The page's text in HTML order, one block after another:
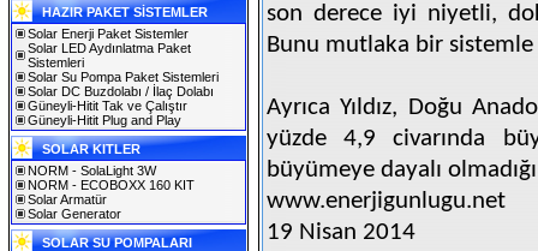
HAZIR PAKET SİSTEMLER
Solar Enerji Paket Sistemler
Solar LED Aydınlatma Paket
Sistemleri
Solar Su Pompa Paket Sistemleri
Solar DC Buzdolabı / İlaç Dolabı
Güneyli-Hitit Tak ve Çalıştır
Güneyli-Hitit Plug and Play
SOLAR KITLER
NORM - SolaLight 3W
NORM - ECOBOXX 160 KIT
Solar Armatür
Solar Generator
SOLAR SU POMPALARI
son derece iyi niyetli,
Bunu mutlaka bir
Ayrıca Yıldız, Doğu
yüzde 4,9 civarında
büyümeye dayalı
www.enerjigunlugu.net
19 Nisan 2014